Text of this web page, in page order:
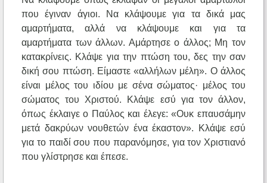
που έγιναν άγιοι. Να κλάψουμε για τα δικά μας
αμαρτήματα, αλλά να κλάψουμε και για τα
αμαρτήματα των άλλων. Αμάρτησε ο άλλος; Μη τον
κατακρίνεις. Κλάψε για την πτώση του, δες την σαν
δική σου πτώση. Είμαστε «αλλήλων μέλη». Ο άλλος
είναι μέλος του ιδίου με σένα σώματος· μέλος του
σώματος του Χριστού. Κλάψε εσύ για τον άλλον,
όπως έκλαιγε ο Παύλος και έλεγε: «Ουκ επαυσάμην
μετά δακρύων νουθετών ένα έκαστον». Κλάψε εσύ
για το παιδί σου που παρανόμησε, για τον Χριστιανό
που γλίστρησε και έπεσε.